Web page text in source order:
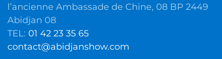
l’ancienne Ambassade de Chine, 08 BP 2449
Abidjan 08
TEL: 01 42 23 35 65
contact@abidjanshow.com